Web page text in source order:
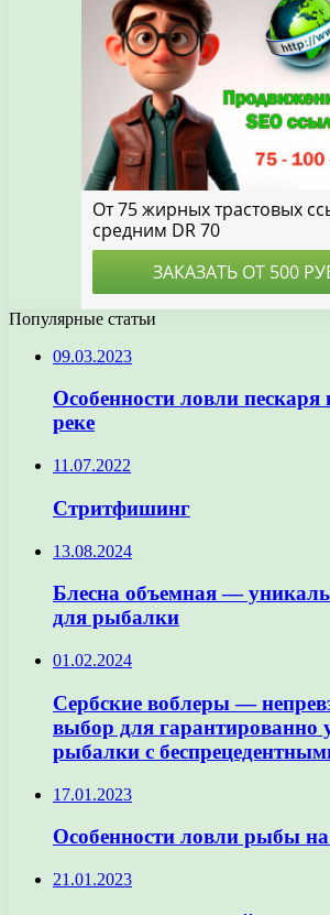
Популярные статьи
09.03.2023
Особенности ловли пескаря
реке
11.07.2022
Стритфишинг
13.08.2024
Блесна объемная —
для рыбалки
01.02.2024
Сербские воблеры —
выбор для гарантированно
рыбалки с
17.01.2023
Особенности ловли рыбы
21.01.2023